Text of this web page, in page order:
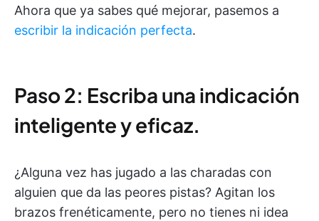
Ahora que ya sabes qué mejorar, pasemos a
escribir la indicación perfecta.
Paso 2: Escriba una indicación
inteligente y eficaz.
¿Alguna vez has jugado a las charadas con
alguien que da las peores pistas? Agitan los
brazos frenéticamente, pero no tienes ni idea